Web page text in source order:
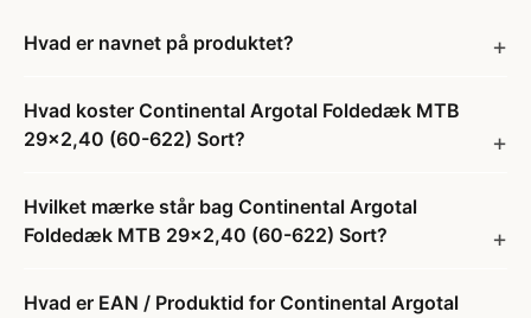
Hvad er navnet på produktet?
Hvad koster Continental Argotal Foldedæk MTB
29x2,40 (60-622) Sort?
Hvilket mærke står bag Continental Argotal
Foldedæk MTB 29x2,40 (60-622) Sort?
Hvad er EAN / Produktid for Continental Argotal